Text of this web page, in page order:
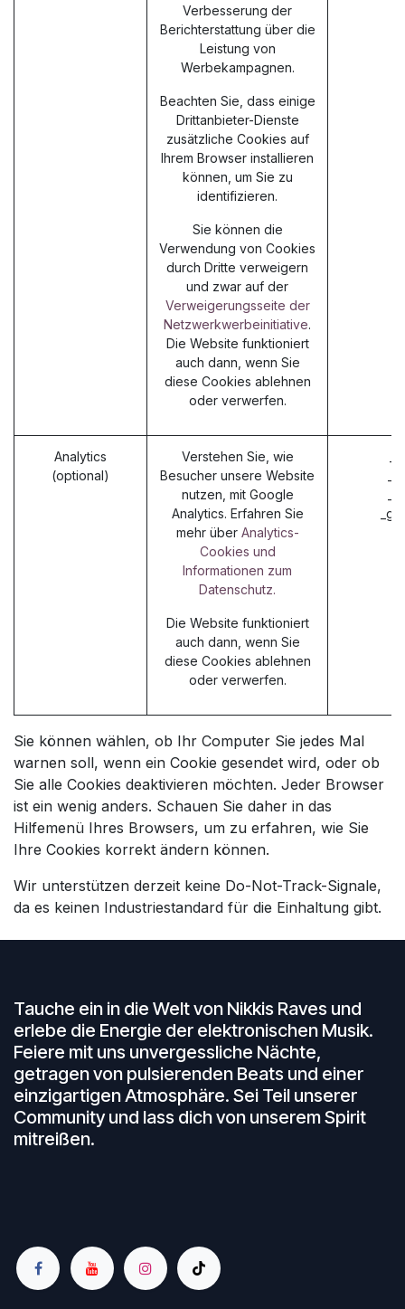
Verbesserung der
Berichterstattung über die
Leistung von
Werbekampagnen.
Beachten Sie, dass einige
Drittanbieter-Dienste
zusätzliche Cookies auf
Ihrem Browser installieren
können, um Sie zu
identifizieren.
Sie können die
Verwendung von Cookies
durch Dritte verweigern
und zwar auf der
Verweigerungsseite der
Netzwerkwerbeinitiative.
Die Website funktioniert
auch dann, wenn Sie
diese Cookies ablehnen
oder verwerfen.
Analytics
(optional)
Verstehen Sie, wie
Besucher unsere Website
nutzen, mit Google
Analytics. Erfahren Sie
mehr über Analytics-
Cookies und
Informationen zum
Datenschutz.
Die Website funktioniert
auch dann, wenn Sie
diese Cookies ablehnen
oder verwerfen.
Sie können wählen, ob Ihr Computer Sie jedes Mal
warnen soll, wenn ein Cookie gesendet wird, oder ob
Sie alle Cookies deaktivieren möchten. Jeder Browser
ist ein wenig anders. Schauen Sie daher in das
Hilfemenü Ihres Browsers, um zu erfahren, wie Sie
Ihre Cookies korrekt ändern können.
Wir unterstützen derzeit keine Do-Not-Track-Signale,
da es keinen Industriestandard für die Einhaltung gibt.
Tauche ein in die Welt von Nikkis Raves und
erlebe die Energie der elektronischen Musik.
Feiere mit uns unvergessliche Nächte,
getragen von pulsierenden Beats und einer
einzigartigen Atmosphäre. Sei Teil unserer
Community und lass dich von unserem Spirit
mitreißen.